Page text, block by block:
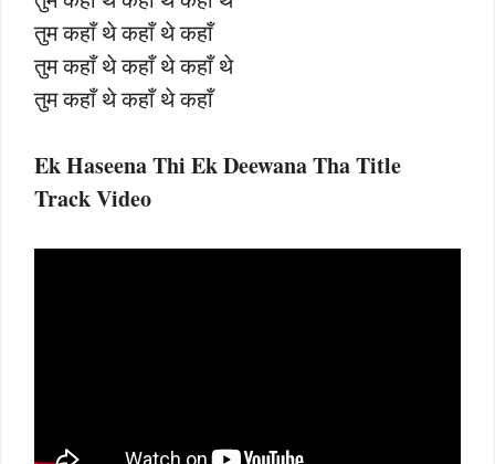
तुम कहाँ थे कहाँ थे कहाँ
तुम कहाँ थे कहाँ थे कहाँ थे
तुम कहाँ थे कहाँ थे कहाँ
Ek Haseena Thi Ek Deewana Tha Title
Track Video